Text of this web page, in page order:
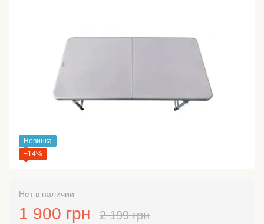
Новинка
−14%
Нет в наличии
1 900 грн 2 199 грн